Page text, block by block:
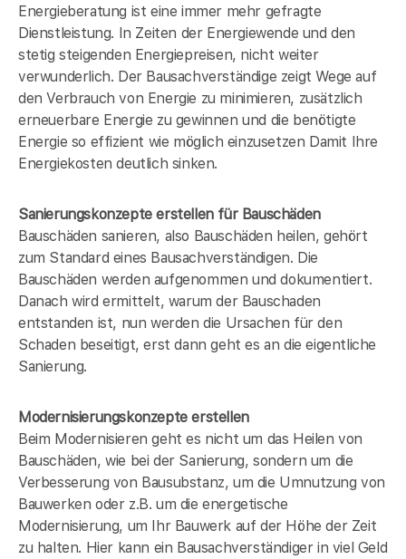
Energieberatung ist eine immer mehr gefragte
Dienstleistung. In Zeiten der Energiewende und den
stetig steigenden Energiepreisen, nicht weiter
verwunderlich. Der Bausachverständige zeigt Wege auf
den Verbrauch von Energie zu minimieren, zusätzlich
erneuerbare Energie zu gewinnen und die benötigte
Energie so effizient wie möglich einzusetzen Damit Ihre
Energiekosten deutlich sinken.
Sanierungskonzepte erstellen für Bauschäden
Bauschäden sanieren, also Bauschäden heilen, gehört
zum Standard eines Bausachverständigen. Die
Bauschäden werden aufgenommen und dokumentiert.
Danach wird ermittelt, warum der Bauschaden
entstanden ist, nun werden die Ursachen für den
Schaden beseitigt, erst dann geht es an die eigentliche
Sanierung.
Modernisierungskonzepte erstellen
Beim Modernisieren geht es nicht um das Heilen von
Bauschäden, wie bei der Sanierung, sondern um die
Verbesserung von Bausubstanz, um die Umnutzung von
Bauwerken oder z.B. um die energetische
Modernisierung, um Ihr Bauwerk auf der Höhe der Zeit
zu halten. Hier kann ein Bausachverständiger in viel Geld